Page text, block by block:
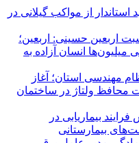
استاندار از مواکب گیلانی در
اربعین حسینی: اربعین؛
انسان آزاده به
مهندسی استان؛ آغاز
محافظ ولتاژ در ساختمان
بیماریابی در
بیمارستانی